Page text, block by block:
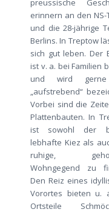
preussische
erinnern an den NS-
und die 28-jährige
Berlins. In Treptow
sich gut leben. Der
ist v. a. bei Familien
und wird
„aufstrebend“
Vorbei sind die
Plattenbauten. In
ist sowohl der
lebhafte Kiez als
ruhige,
Wohngegend zu
Den Reiz eines
Vorortes bieten u.
Ortsteile